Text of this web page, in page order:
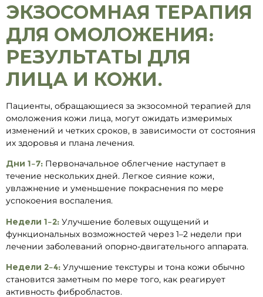
ЭКЗОСОМНАЯ ТЕРАПИЯ
ДЛЯ ОМОЛОЖЕНИЯ:
РЕЗУЛЬТАТЫ ДЛЯ
ЛИЦА И КОЖИ.
Пациенты, обращающиеся за экзосомной терапией для
омоложения кожи лица, могут ожидать измеримых
изменений и четких сроков, в зависимости от состояния
их здоровья и плана лечения.
Дни 1–7: Первоначальное облегчение наступает в
течение нескольких дней. Легкое сияние кожи,
увлажнение и уменьшение покраснения по мере
успокоения воспаления.
Недели 1–2: Улучшение болевых ощущений и
функциональных возможностей через 1–2 недели при
лечении заболеваний опорно-двигательного аппарата.
Недели 2–4: Улучшение текстуры и тона кожи обычно
становится заметным по мере того, как реагирует
активность фибробластов.